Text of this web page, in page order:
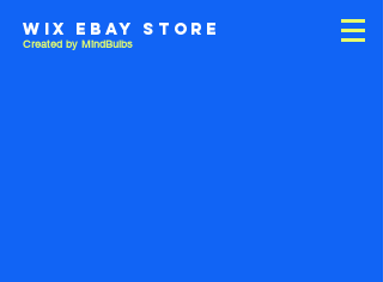
WIX EBAY STORE
Created by MindBulbs